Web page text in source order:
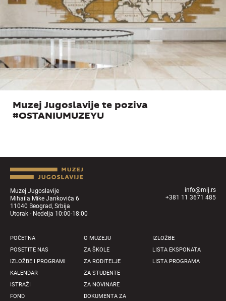
Muzej Jugoslavije te poziva
#OSTANIUMUZEYU
Muzej Jugoslavije
Mihaila Mike Jankovića 6
11040 Beograd, Srbija
Utorak - Nedelja 10:00-18:00
info@mij.rs
+381 11 3671 485
POČETNA
POSETITE NAS
IZLOŽBE I PROGRAMI
KALENDAR
ISTRAŽI
FOND
O MUZEJU
ZA ŠKOLE
ZA RODITELJE
ZA STUDENTE
ZA NOVINARE
DOKUMENTA ZA
IZLOŽBE
LISTA EKSPONATA
LISTA PROGRAMA